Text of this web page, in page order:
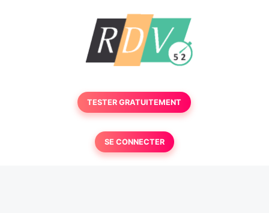
TESTER GRATUITEMENT
SE CONNECTER